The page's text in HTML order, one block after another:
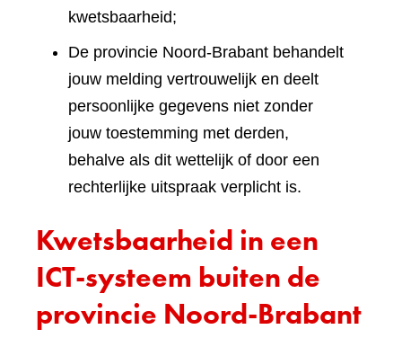
kwetsbaarheid;
De provincie Noord-Brabant behandelt
jouw melding vertrouwelijk en deelt
persoonlijke gegevens niet zonder
jouw toestemming met derden,
behalve als dit wettelijk of door een
rechterlijke uitspraak verplicht is.
Kwetsbaarheid in een
ICT-systeem buiten de
provincie Noord-Brabant